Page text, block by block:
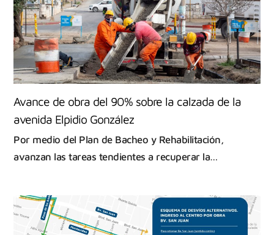
Avance de obra del 90% sobre la calzada de la
avenida Elpidio González
Por medio del Plan de Bacheo y Rehabilitación,
avanzan las tareas tendientes a recuperar la…